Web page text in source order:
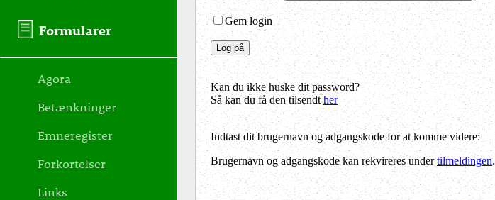
Gem login
Kan du ikke huske dit password?
Så kan du få den tilsendther
Indtast dit brugernavn og adgangskode for at komme videre:
Brugernavn og adgangskode kan rekvireres undertilmeldingen.
Formularer
Agora
Betænkninger
Emneregister
Forkortelser
Links